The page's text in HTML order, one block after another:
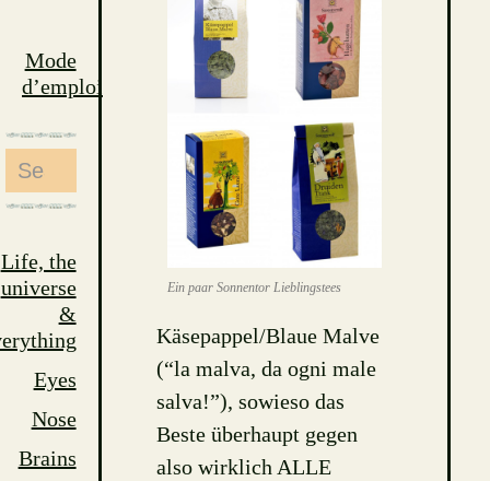
Mode
d’emploi
Search
for:
Life, the
universe
&
Eyes
Nose
Brains
Ein paar Sonnentor Lieblingstees
Käsepappel/Blaue Malve
(“la malva, da ogni male
salva!”), sowieso das
Beste überhaupt gegen
also wirklich ALLE